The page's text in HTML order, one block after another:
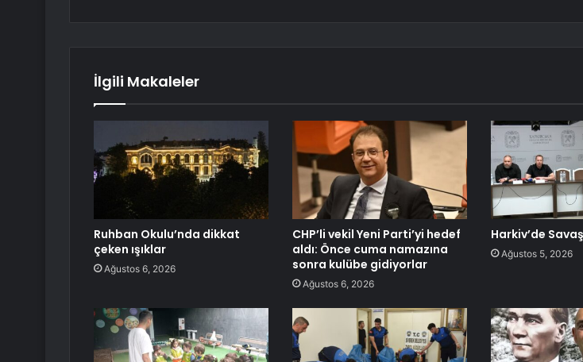
İlgili Makaleler
Ruhban Okulu’nda dikkat
çeken ışıklar
Ağustos 6, 2026
CHP’li vekil Yeni Parti’yi hedef
aldı: Önce cuma namazına
sonra kulübe gidiyorlar
Ağustos 6, 2026
Harkiv’de
Ağustos 5, 2026